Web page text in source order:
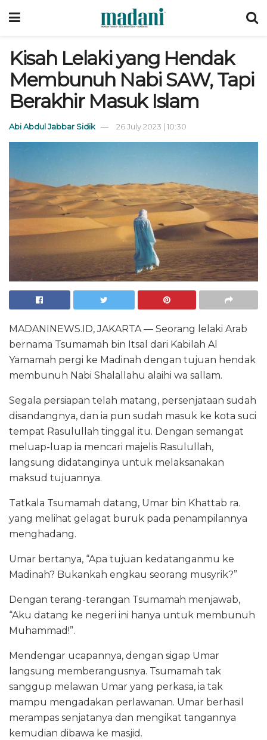
Kisah Lelaki yang Hendak
Membunuh Nabi SAW, Tapi
Berakhir Masuk Islam
Abi Abdul Jabbar Sidik 26 July 2023 | 10:30
MADANINEWS.ID, JAKARTA — Seorang lelaki Arab
bernama Tsumamah bin Itsal dari Kabilah Al
Yamamah pergi ke Madinah dengan tujuan hendak
membunuh Nabi Shalallahu alaihi wa sallam.
Segala persiapan telah matang, persenjataan sudah
disandangnya, dan ia pun sudah masuk ke kota suci
tempat Rasulullah tinggal itu. Dengan semangat
meluap-luap ia mencari majelis Rasulullah,
langsung didatanginya untuk melaksanakan
maksud tujuannya.
Tatkala Tsumamah datang, Umar bin Khattab ra.
yang melihat gelagat buruk pada penampilannya
menghadang.
Umar bertanya, “Apa tujuan kedatanganmu ke
Madinah? Bukankah engkau seorang musyrik?”
Dengan terang-terangan Tsumamah menjawab,
“Aku datang ke negeri ini hanya untuk membunuh
Muhammad!”.
Mendengar ucapannya, dengan sigap Umar
langsung memberangusnya. Tsumamah tak
sanggup melawan Umar yang perkasa, ia tak
mampu mengadakan perlawanan. Umar berhasil
merampas senjatanya dan mengikat tangannya
kemudian dibawa ke masjid.